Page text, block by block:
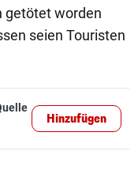
getötet worden
seien Touristen
Hinzufügen